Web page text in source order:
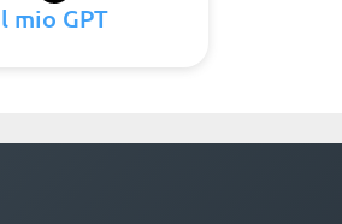
mio GPT